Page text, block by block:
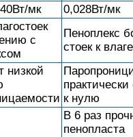
мк 0,028Вт/мк
с
Пеноплекс
стоек к влаге
низкой
к нулю
В 6 раз
пенопласта